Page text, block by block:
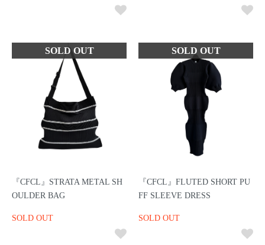
『CFCL』STRATA METAL SH
OULDER BAG
SOLD OUT
『CFCL』FLUTED SHORT PU
FF SLEEVE DRESS
SOLD OUT